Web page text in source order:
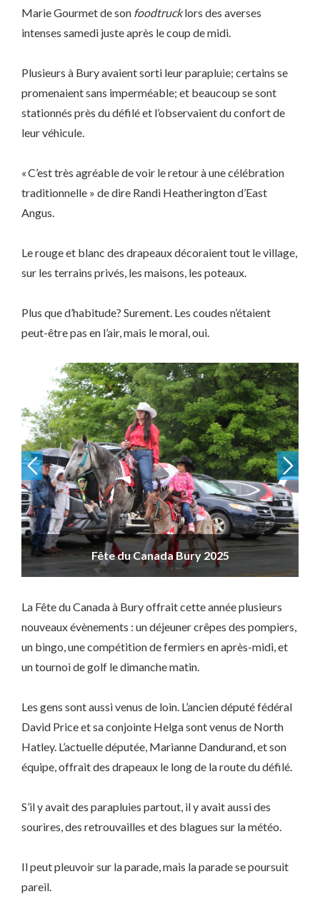
Marie Gourmet de son foodtrucklors des averses
intenses samedi juste après le coup de midi.
Plusieurs à Bury avaient sorti leur parapluie; certains se
promenaient sans imperméable; et beaucoup se sont
stationnés près du défilé et l’observaient du confort de
leur véhicule.
« C’est très agréable de voir le retour à une célébration
traditionnelle » de dire Randi Heatherington d’East
Angus.
Le rouge et blanc des drapeaux décoraient tout le village,
sur les terrains privés, les maisons, les poteaux.
Plus que d’habitude? Surement. Les coudes n’étaient
peut-être pas en l’air, mais le moral, oui.
Fête du Canada Bury 2025
La Fête du Canada à Bury offrait cette année plusieurs
nouveaux évènements : un déjeuner crêpes des pompiers,
un bingo, une compétition de fermiers en après-midi, et
un tournoi de golf le dimanche matin.
Les gens sont aussi venus de loin. L’ancien député fédéral
David Price et sa conjointe Helga sont venus de North
Hatley. L’actuelle députée, Marianne Dandurand, et son
équipe, offrait des drapeaux le long de la route du défilé.
S’il y avait des parapluies partout, il y avait aussi des
sourires, des retrouvailles et des blagues sur la météo.
Il peut pleuvoir sur la parade, mais la parade se poursuit
pareil.